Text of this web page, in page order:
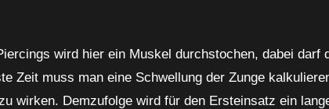
wird hier ein Muskel durchstochen, dabei darf
Zeit muss man eine Schwellung der Zunge
wirken. Demzufolge wird für den Ersteinsatz ein